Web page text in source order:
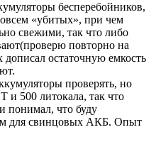
бесперебойников,
«убитых», при чем
свежими, так что либо
повторно на
остаточную емкость
проверять, но
и 500 литокала, так что
понимал, что буду
для свинцовых АКБ. Опыт